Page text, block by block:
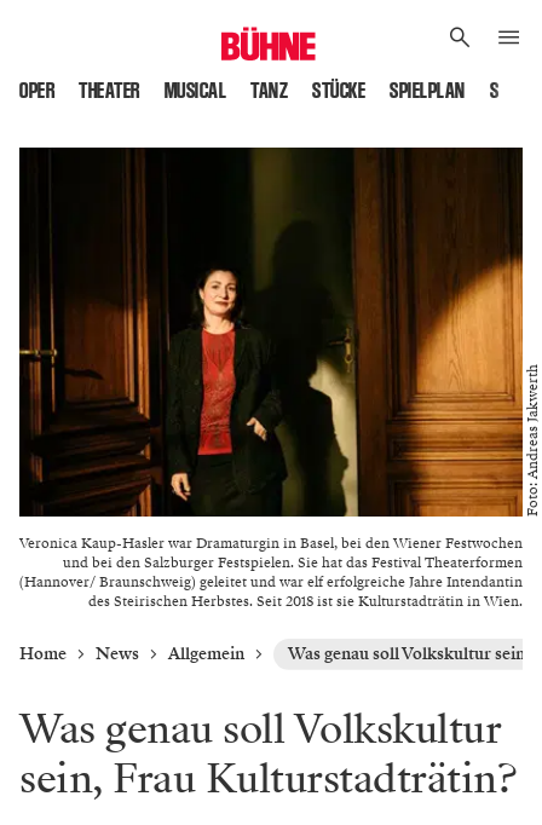
OPER THEATER MUSICAL TANZ STÜCKE SPIELPLAN
Veronica Kaup-Hasler war Dramaturgin in Basel, bei den Wiener Festwochen
und bei den Salzburger Festspielen. Sie hat das Festival Theaterformen
(Hannover/ Braunschweig) geleitet und war elf erfolgreiche Jahre Intendantin
des Steirischen Herbstes. Seit 2018 ist sie Kulturstadträtin in Wien.
Foto: Andreas Jakwerth
Home News Allgemein Was genau soll Volkskultur
Was genau soll Volkskultur
sein, Frau Kulturstadträtin?